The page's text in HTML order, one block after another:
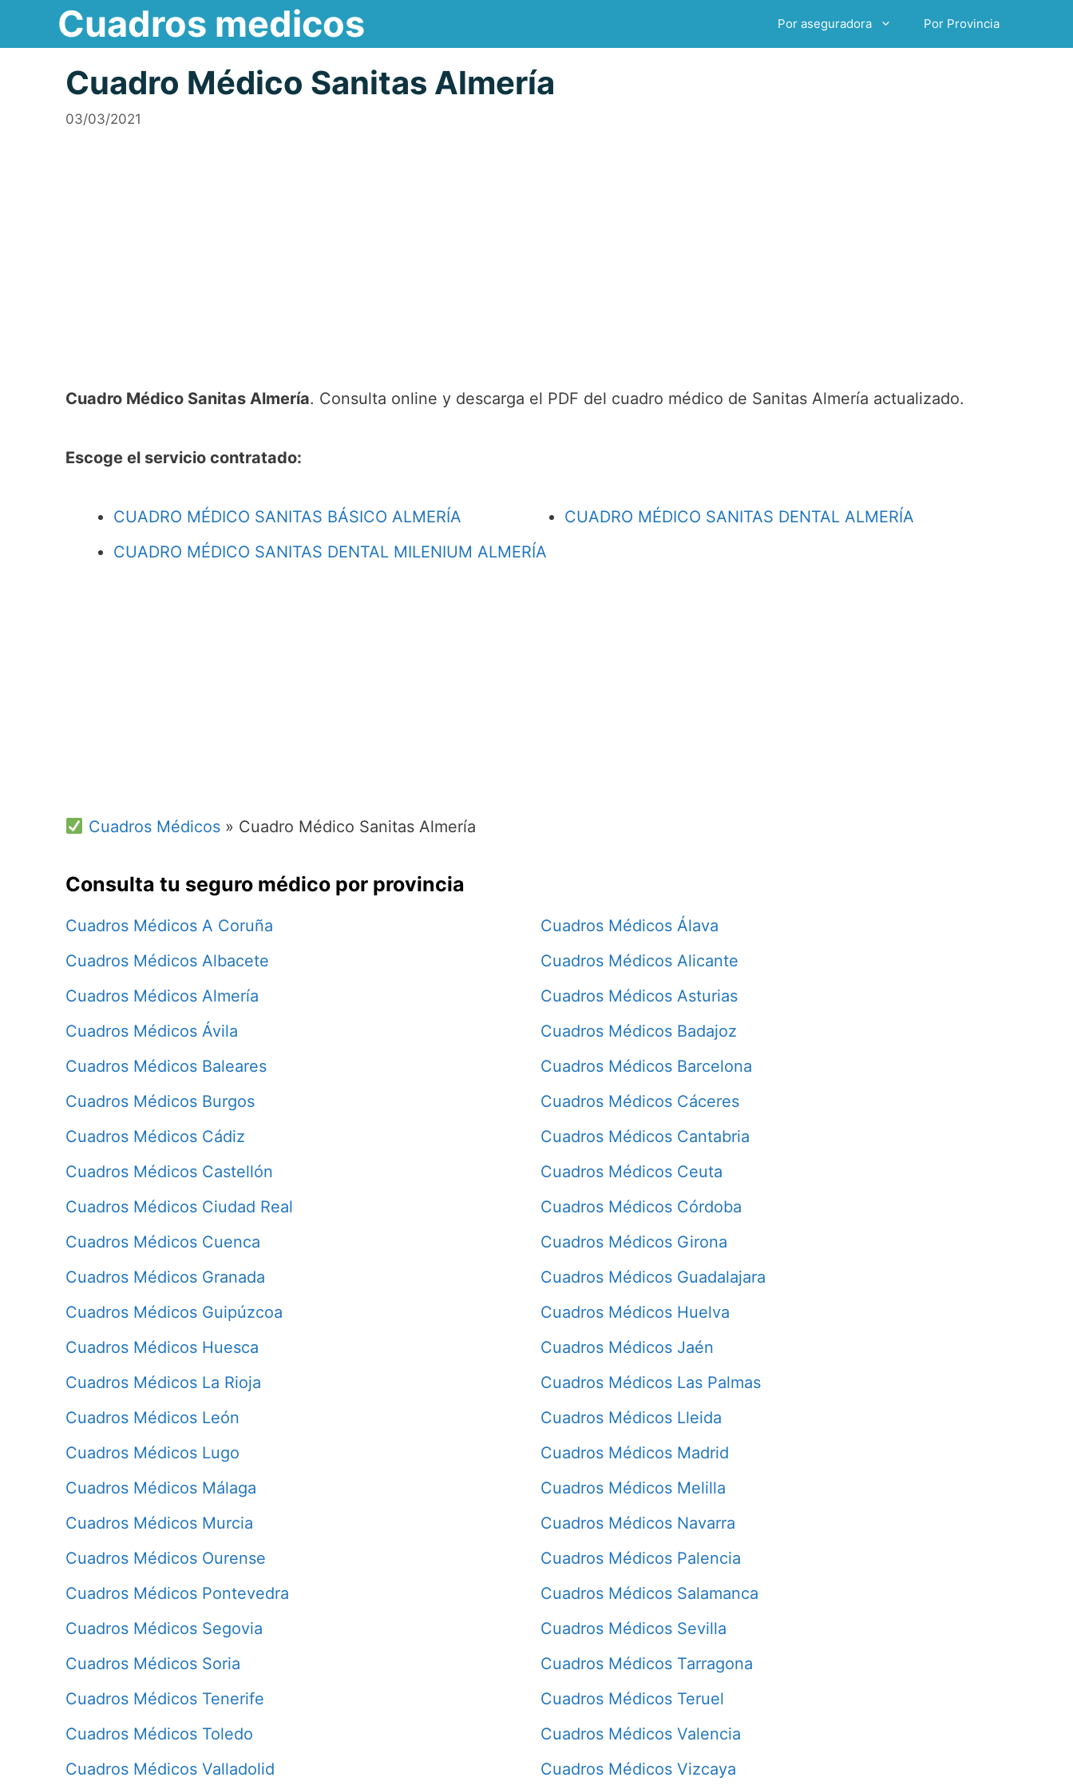
contenido
Cuadros medicos Por aseguradora Por Provincia
Cuadro Médico Sanitas Almería
03/03/2021
Cuadro Médico Sanitas Almería. Consulta online y descarga el PDF del cuadro médico de Sanitas Almería actualizado.
Escoge el servicio contratado:
CUADRO MÉDICO SANITAS BÁSICO ALMERÍA
CUADRO MÉDICO SANITAS DENTAL ALMERÍA
CUADRO MÉDICO SANITAS DENTAL MILENIUM ALMERÍA
Cuadros Médicos» Cuadro Médico Sanitas Almería
Consulta tu seguro médico por provincia
Cuadros Médicos A Coruña
Cuadros Médicos Álava
Cuadros Médicos Albacete
Cuadros Médicos Alicante
Cuadros Médicos Almería
Cuadros Médicos Asturias
Cuadros Médicos Ávila
Cuadros Médicos Badajoz
Cuadros Médicos Baleares
Cuadros Médicos Barcelona
Cuadros Médicos Burgos
Cuadros Médicos Cáceres
Cuadros Médicos Cádiz
Cuadros Médicos Cantabria
Cuadros Médicos Castellón
Cuadros Médicos Ceuta
Cuadros Médicos Ciudad Real
Cuadros Médicos Córdoba
Cuadros Médicos Cuenca
Cuadros Médicos Girona
Cuadros Médicos Granada
Cuadros Médicos Guadalajara
Cuadros Médicos Guipúzcoa
Cuadros Médicos Huelva
Cuadros Médicos Huesca
Cuadros Médicos Jaén
Cuadros Médicos La Rioja
Cuadros Médicos Las Palmas
Cuadros Médicos León
Cuadros Médicos Lleida
Cuadros Médicos Lugo
Cuadros Médicos Madrid
Cuadros Médicos Málaga
Cuadros Médicos Melilla
Cuadros Médicos Murcia
Cuadros Médicos Navarra
Cuadros Médicos Ourense
Cuadros Médicos Palencia
Cuadros Médicos Pontevedra
Cuadros Médicos Salamanca
Cuadros Médicos Segovia
Cuadros Médicos Sevilla
Cuadros Médicos Soria
Cuadros Médicos Tarragona
Cuadros Médicos Tenerife
Cuadros Médicos Teruel
Cuadros Médicos Toledo
Cuadros Médicos Valencia
Cuadros Médicos Valladolid
Cuadros Médicos Vizcaya